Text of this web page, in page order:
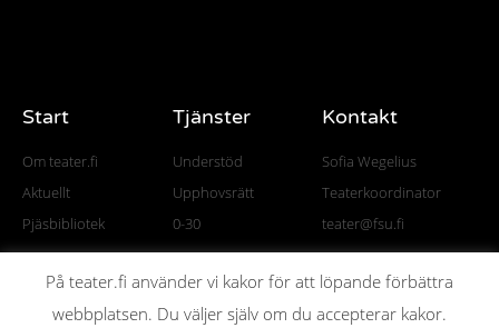
Start
Om teater.fi
Aktuellt
Pjäsbibliotek
Tjänster
Understöd
Upphovsrätt
0-30
Kontakt
Sofia Wegelius
Teaterkoordinator
teater@fsu.fi
© All rights reserved
På teater.fi använder vi kakor för att löpande förbättra
webbplatsen. Du väljer själv om du accepterar kakor.